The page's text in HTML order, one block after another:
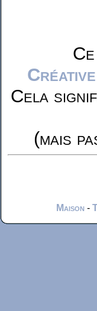
Cela
(mais
Maison -